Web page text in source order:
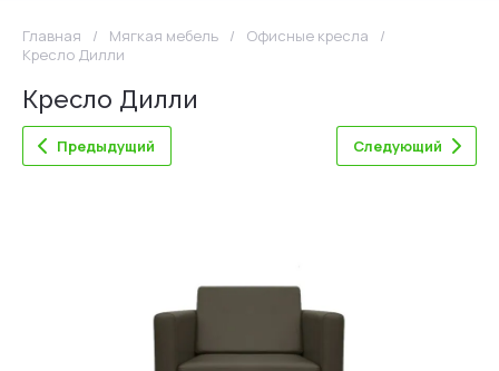
Главная / Мягкая мебель / Офисные кресла
/
Кресло Дилли
Кресло Дилли
Предыдущий Следующий